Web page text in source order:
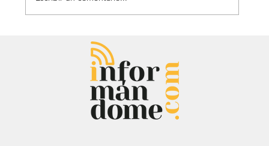
Entrevista: Sergio Fajardo y Edna
Bonilla aseguran superar las
encuestas y dar la sorpresa